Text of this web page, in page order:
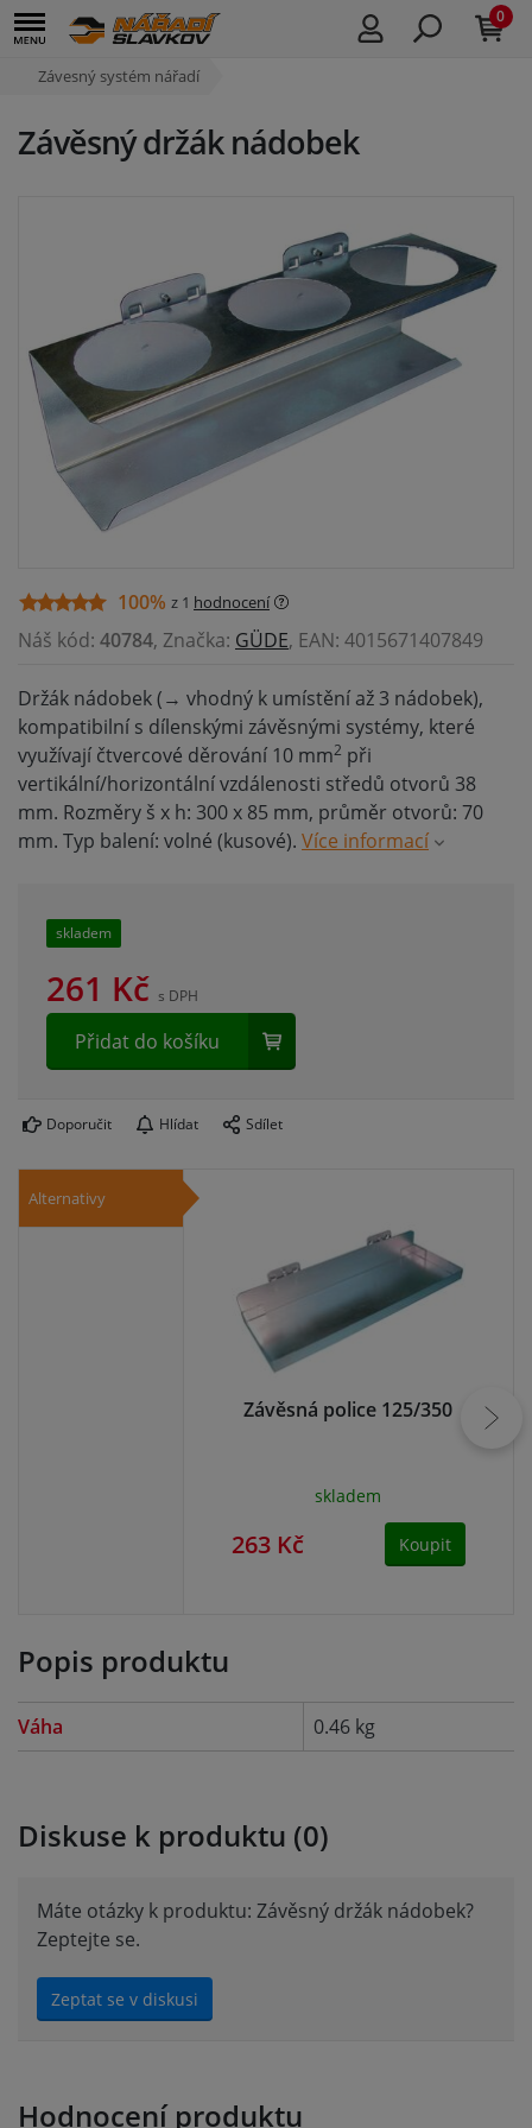
0
Závesný systém nářadí
Závěsný držák nádobek
100% z 1 hodnocení
Náš kód: 40784, Značka: GÜDE, EAN: 4015671407849
Držák nádobek (→ vhodný k umístění až 3 nádobek),
kompatibilní s dílenskými závěsnými systémy, které
využívají čtvercové děrování 10 mm2 při
vertikální/horizontální vzdálenosti středů otvorů 38
mm. Rozměry š x h: 300 x 85 mm, průměr otvorů: 70
mm. Typ balení: volné (kusové). Více informací
skladem
261 Kč s DPH
Přidat do košíku
Doporučit Hlídat Sdílet
Alternativy
Závěsná police 125/350
skladem
263 Kč Koupit
Popis produktu
Váha 0.46 kg
Diskuse k produktu (0)
Máte otázky k produktu: Závěsný držák nádobek?
Zeptejte se.
Zeptat se v diskusi
Hodnocení produktu